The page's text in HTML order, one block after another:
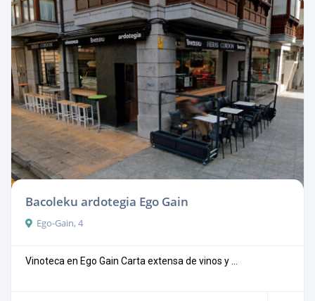
Bacoleku ardotegia Ego Gain
Ego-Gain, 4
Vinoteca en Ego Gain Carta extensa de vinos y ...